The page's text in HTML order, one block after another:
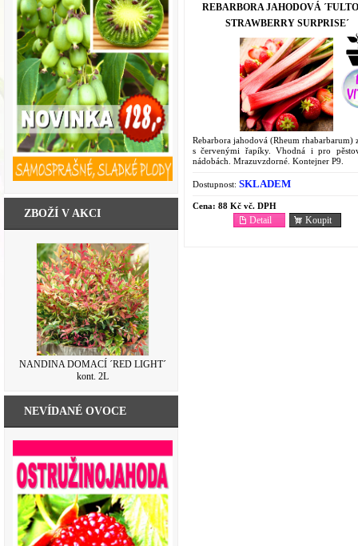
ZBOŽÍ V AKCI
NANDINA DOMACÍ ´RED LIGHT´
kont. 2L
NEVÍDANÉ OVOCE
REBARBORA JAHODOVÁ
STRAWBERRY SURPRISE´
Rebarbora jahodová (Rheum rhabarbarum)
s červenými řapíky. Vhodná i pro
nádobách. Mrazuvzdorné. Kontejner P9.
Dostupnost: SKLADEM
Cena: 88 Kč vč. DPH
Koupit
Detail